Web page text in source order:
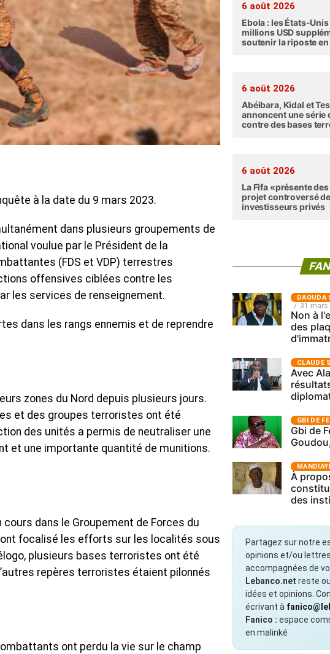
à la date du 9 mars 2023.
dans plusieurs groupements de
voulue par le Président de la
(FDS et VDP) terrestres
offensives ciblées contre les
les services de renseignement.
dans les rangs ennemis et de reprendre
zones du Nord depuis plusieurs jours.
et des groupes terroristes ont été
des unités a permis de neutraliser une
et une importante quantité de munitions.
dans le Groupement de Forces du
focalisé les efforts sur les localités sous
plusieurs bases terroristes ont été
repères terroristes étaient pilonnés
ont perdu la vie sur le champ
6 août 2026
Ebola : les États-
millions USD
soutenir la riposte en
6 août 2026
Abéibara, Kidal et
annoncent une série
contre des bases
6 août 2026
La Fifa «présente
projet controversé
investisseurs privés
‎DAOUDA
31 mars
Non à
des
CLAUDE
Avec
GBI DE
Gbi de
À
des
Partagez sur notre
opinions et/ou
accompagnées de
Lebanco.net reste
idées et opinions.
écrivant à
Fanico : espace
en malinké